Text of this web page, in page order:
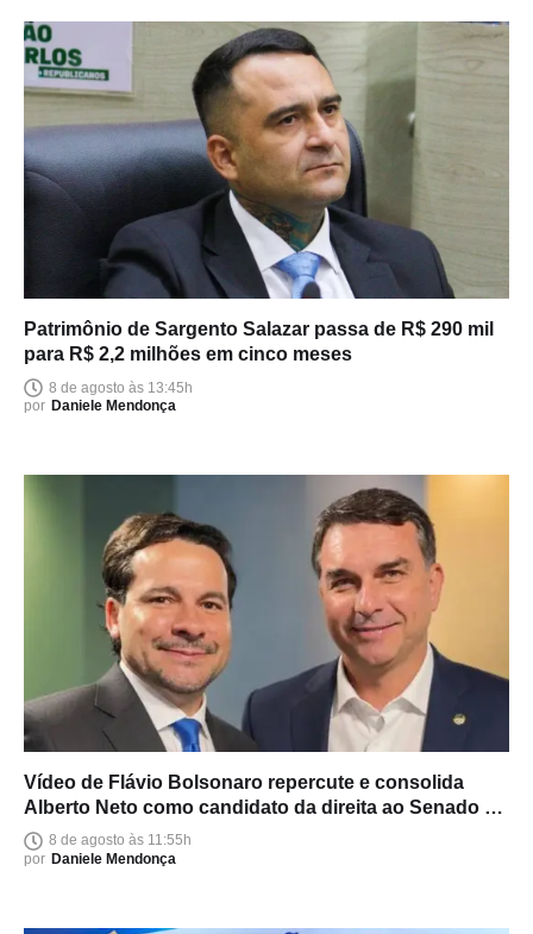
Patrimônio de Sargento Salazar passa de R$ 290 mil
para R$ 2,2 milhões em cinco meses
8 de agosto às 13:45h
por Daniele Mendonça
Vídeo de Flávio Bolsonaro repercute e consolida
Alberto Neto como candidato da direita ao Senado no
Amazonas
8 de agosto às 11:55h
por Daniele Mendonça